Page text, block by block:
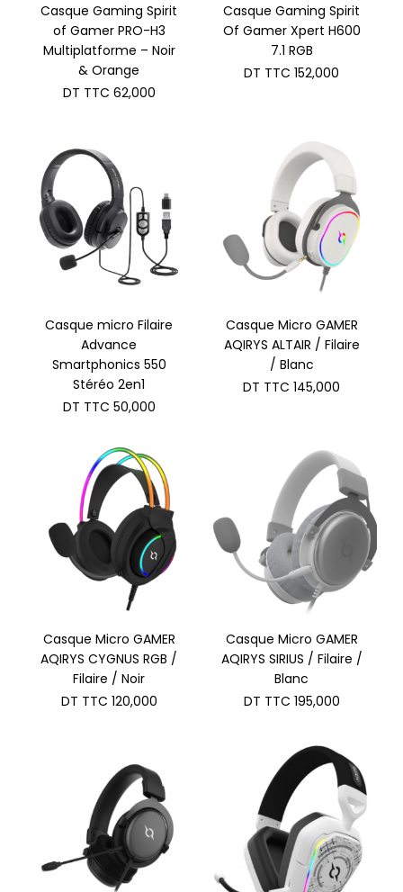
Casque Gaming Spirit
of Gamer PRO-H3
Multiplatforme – Noir
& Orange
DT TTC 62,000
Casque Gaming Spirit
Of Gamer Xpert H600
7.1 RGB
DT TTC 152,000
Casque micro Filaire
Advance
Smartphonics 550
Stéréo 2en1
DT TTC 50,000
Casque Micro GAMER
AQIRYS ALTAIR / Filaire
/ Blanc
DT TTC 145,000
Casque Micro GAMER
AQIRYS CYGNUS RGB /
Filaire / Noir
DT TTC 120,000
Casque Micro GAMER
AQIRYS SIRIUS / Filaire /
Blanc
DT TTC 195,000